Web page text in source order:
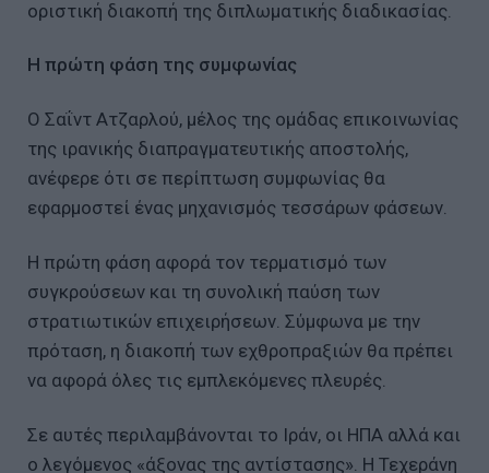
οριστική διακοπή της διπλωματικής διαδικασίας.
Η πρώτη φάση της συμφωνίας
Ο Σαΐντ Ατζαρλού, μέλος της ομάδας επικοινωνίας
της ιρανικής διαπραγματευτικής αποστολής,
ανέφερε ότι σε περίπτωση συμφωνίας θα
εφαρμοστεί ένας μηχανισμός τεσσάρων φάσεων.
Η πρώτη φάση αφορά τον τερματισμό των
συγκρούσεων και τη συνολική παύση των
στρατιωτικών επιχειρήσεων. Σύμφωνα με την
πρόταση, η διακοπή των εχθροπραξιών θα πρέπει
να αφορά όλες τις εμπλεκόμενες πλευρές.
Σε αυτές περιλαμβάνονται το Ιράν, οι ΗΠΑ αλλά και
ο λεγόμενος «άξονας της αντίστασης». Η Τεχεράνη